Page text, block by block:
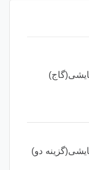
دو)